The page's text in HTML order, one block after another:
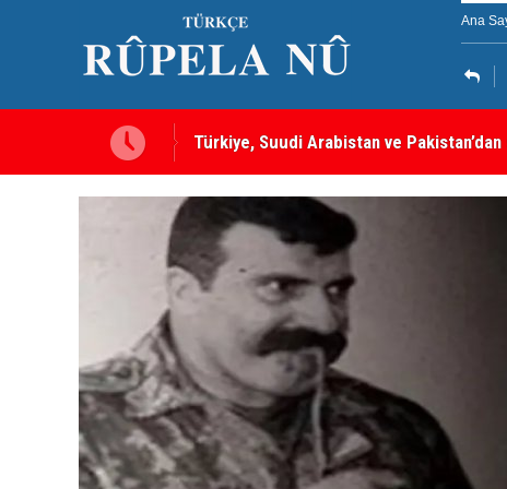
Ana
Türkiye, Suudi Arabistan ve Pakistan’dan
sayılacak
MEI Raporu: Peşmerge, Washington'ın